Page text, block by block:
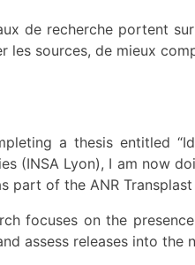
de recherche portent
les sources, de mieux
a thesis entitled
(INSA Lyon), I am now
part of the ANR
focuses on the
assess releases into the